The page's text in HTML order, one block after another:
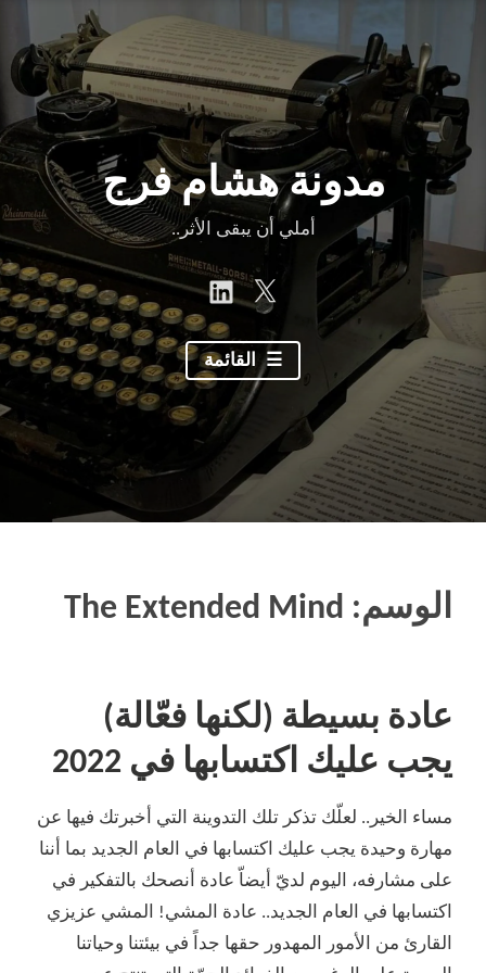
المحتوى
مدونة هشام فرج
أملي أن يبقى الأثر..
Twitter
linkedin
الوسم: The Extended Mind
عادة بسيطة (لكنها فعّالة)
يجب عليك اكتسابها في 2022
مساء الخير.. لعلّك تذكر تلك التدوينة التي أخبرتك فيها عن
مهارة وحيدة يجب عليك اكتسابها في العام الجديد بما أننا
على مشارفه، اليوم لديّ أيضاّ عادة أنصحك بالتفكير في
اكتسابها في العام الجديد.. عادة المشي! المشي عزيزي
القارئ من الأمور المهدور حقها جداً في بيئتنا وحياتنا